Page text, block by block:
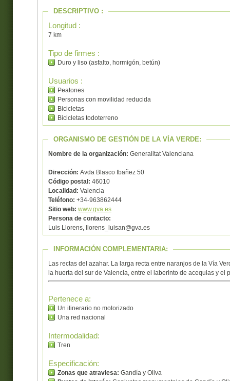
DESCRIPTIVO :
Longitud :
7 km
Tipo de firmes :
Duro y liso (asfalto, hormigón, betún)
Usuarios :
Peatones
Personas con movilidad reducida
Bicicletas
Bicicletas todoterreno
ORGANISMO DE GESTIÓN DE LA VÍA VERDE:
Nombre de la organización: Generalitat Valenciana
Dirección: Avda Blasco Ibañez 50
Código postal: 46010
Localidad: Valencia
Teléfono: +34-963862444
Sitio web: www.gva.es
Persona de contacto:
Luis Llorens, llorens_luisan@gva.es
INFORMACIÓN COMPLEMENTARIA:
Las rectas del azahar. La larga recta entre naranjos de la Vía
la huerta del sur de Valencia, entre el laberinto de acequias y el
Pertenece a:
Un itinerario no motorizado
Una red nacional
Intermodalidad:
Tren
Especificación:
Zonas que atraviesa: Gandía y Oliva